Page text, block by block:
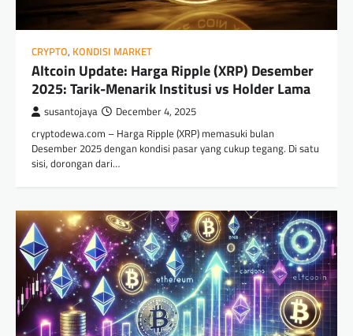
CRYPTO, KONDISI MARKET
Altcoin Update: Harga Ripple (XRP) Desember
2025: Tarik-Menarik Institusi vs Holder Lama
susantojaya December 4, 2025
cryptodewa.com – Harga Ripple (XRP) memasuki bulan
Desember 2025 dengan kondisi pasar yang cukup tegang. Di satu
sisi, dorongan dari…